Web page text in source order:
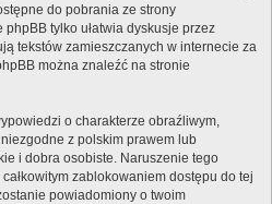
do pobrania ze strony
phpBB tylko ułatwia dyskusje przez
tekstów zamieszczanych w internecie za
można znaleźć na stronie
o charakterze obraźliwym,
z polskim prawem lub
i dobra osobiste. Naruszenie tego
zablokowaniem dostępu do tej
powiadomiony o twoim